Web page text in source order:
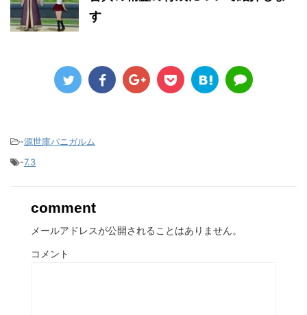
す
-源世庫パニガルム
-7.3
comment
メールアドレスが公開されることはありません。
コメント